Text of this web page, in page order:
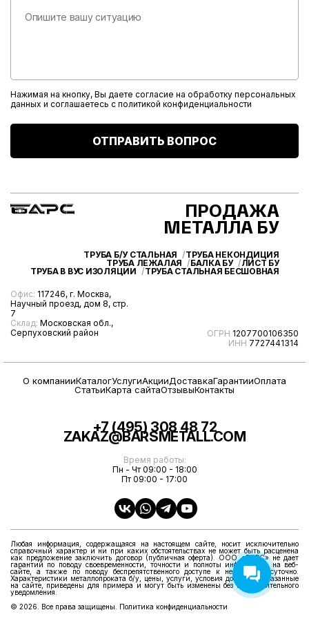
Нажимая на кнопку, Вы даете согласие на обработку персональных
данных и соглашаетесь с политикой конфиденциальности
ОТПРАВИТЬ ВОПРОС
Офис: 117246, г. Москва,
Научный проезд, дом 8, стр.
7
Склад: Московская обл.,
Серпуховский район
ОГРН 1207700106350
ИНН 7727441314
ПРОДАЖА
МЕТАЛЛА БУ
ТРУБА Б/У СТАЛЬНАЯ
ТРУБА НЕКОНДИЦИЯ
ТРУБА ЛЕЖАЛАЯ
БАЛКА БУ
ЛИСТ БУ
ТРУБА В ВУС ИЗОЛЯЦИИ
ТРУБА СТАЛЬНАЯ БЕСШОВНАЯ
О компанииКаталогУслугиАкцииДоставкаГарантииОплата
СтатьиКарта сайтаОтзывыКонтакты
+7 (495) 308 48 72
ZAKAZ@BARSMETALL.COM
Время работы:
Пн - Чт 09:00 - 18:00
Пт 09:00 - 17:00
Любая информация, содержащаяся на настоящем сайте, носит исключительно
справочный характер и ни при каких обстоятельствах не может быть расценена
как предложение заключить договор (публичная оферта). ООО «БАРС» не дает
гарантий по поводу своевременности, точности и полноты информации на веб-
сайте, а также по поводу беспрепятственного доступе к нему круглосуточно.
Характеристики металлопроката б/у, цены, услуги, условия доставки, указанные
на сайте, приведены для примера и могут быть изменены без предварительного
уведомления.
© 2026. Все права защищены. Политика конфиденциальности